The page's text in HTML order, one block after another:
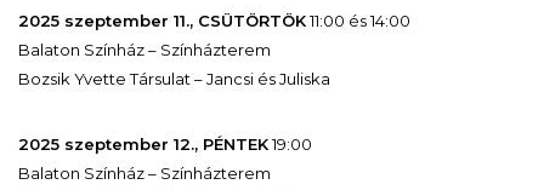
2025 szeptember 11., CSÜTÖRTÖK11:00 és 14:00
Balaton Színház – Színházterem
Bozsik Yvette Társulat – Jancsi és Juliska
2025 szeptember 12., PÉNTEK19:00
Balaton Színház – Színházterem